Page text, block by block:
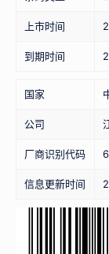
上市时间
到期时间
国家
公司
厂商识别代码
信息更新时间